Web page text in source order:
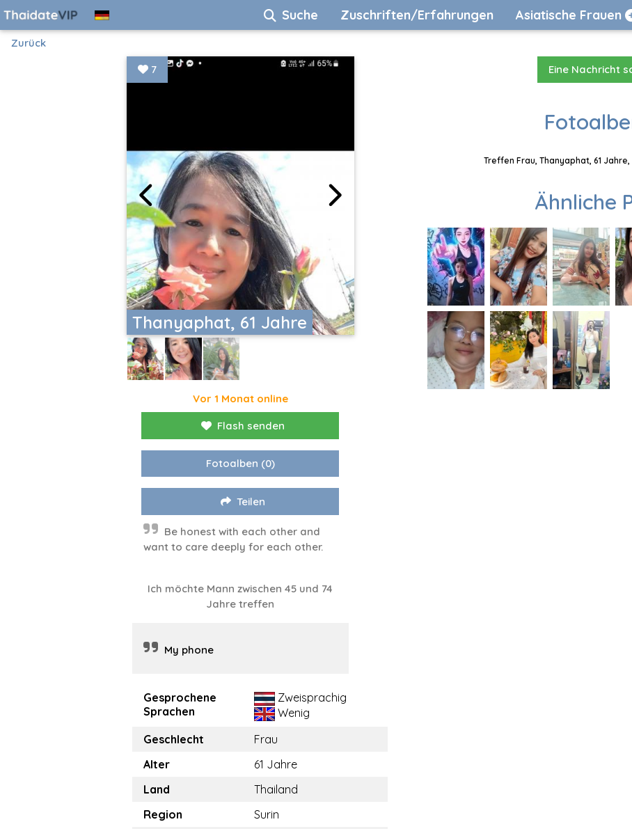
Suche Zuschriften/Erfahrungen Asiatische Frauen
Zurück
Thanyaphat, 61 Jahre
7
Vor 1 Monat online
Flash senden
Fotoalben (0)
Teilen
Be honest with each other and
want to care deeply for each other.
Ich möchte Mann zwischen 45 und 74
Jahre treffen
My phone
Gesprochene
Sprachen
Zweisprachig
Wenig
Geschlecht
Frau
Alter
61 Jahre
Land
Thailand
Region
Surin
Eine Nachricht
Treffen Frau, Thanyaphat, 61 Jahre,
Ähnliche